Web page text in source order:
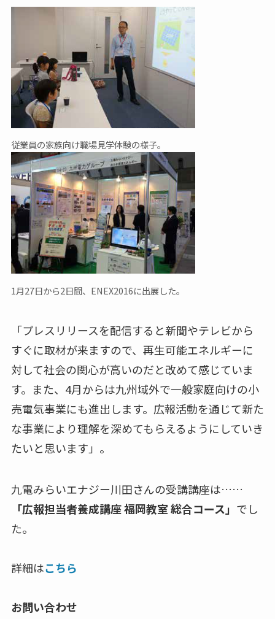
従業員の家族向け職場見学体験の様子。
1月27日から2日間、ENEX2016に出展した。
「プレスリリースを配信すると新聞やテレビから
すぐに取材が来ますので、再生可能エネルギーに
対して社会の関心が高いのだと改めて感じていま
す。また、4月からは九州域外で一般家庭向けの小
売電気事業にも進出します。広報活動を通じて新た
な事業により理解を深めてもらえるようにしていき
たいと思います」。
九電みらいエナジー川田さんの受講講座は……
「広報担当者養成講座 福岡教室 総合コース」 でし
た。
詳細はこちら
お問い合わせ